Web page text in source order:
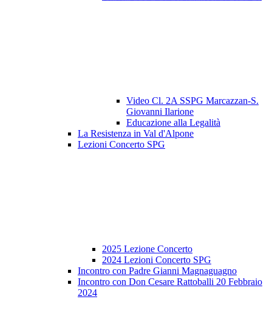
Video Cl. 2A SSPG Marcazzan-S.
Giovanni Ilarione
Educazione alla Legalità
La Resistenza in Val d'Alpone
Lezioni Concerto SPG
2025 Lezione Concerto
2024 Lezioni Concerto SPG
Incontro con Padre Gianni Magnaguagno
Incontro con Don Cesare Rattoballi 20 Febbraio
2024